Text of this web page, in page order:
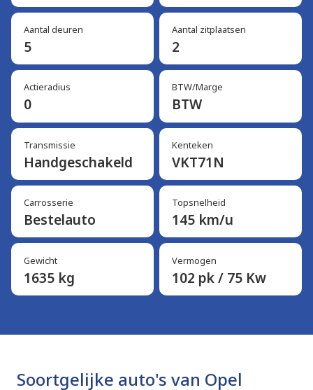
Aantal deuren
5
Aantal zitplaatsen
2
Actieradius
0
BTW/Marge
BTW
Transmissie
Handgeschakeld
Kenteken
VKT71N
Carrosserie
Bestelauto
Topsnelheid
145 km/u
Gewicht
1635 kg
Vermogen
102 pk / 75 Kw
Soortgelijke auto's van Opel